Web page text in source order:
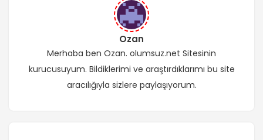
Ozan
Merhaba ben Ozan. olumsuz.net Sitesinin
kurucusuyum. Bildiklerimi ve araştırdıklarımı bu site
aracılığıyla sizlere paylaşıyorum.